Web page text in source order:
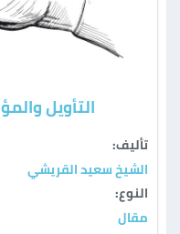
التأويل
تأليف:
الشيخ سعيد القريشي
النوع:
مقال